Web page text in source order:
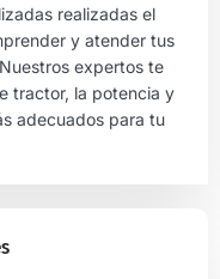
realizadas el
y atender tus
expertos te
tractor, la potencia y
adecuados para tu